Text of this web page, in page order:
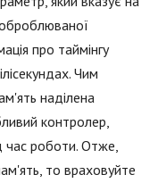
оброблюваної
про таймінгу
Чим
наділена
контролер,
час роботи. Отже,
то враховуйте